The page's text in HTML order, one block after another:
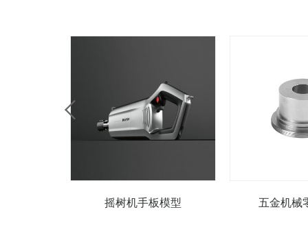
摇树机手板模型 五金机械